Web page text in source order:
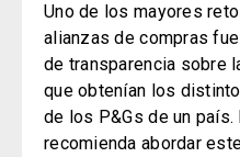
Uno de los mayores
alianzas de compras
de transparencia sobre
que obtenían los
de los P&Gs de un país.
recomienda abordar